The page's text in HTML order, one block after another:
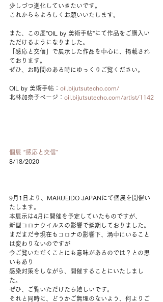
少しづつ進化していきたいです。
これからもよろしくお願いいたします。
また、この度”OIL by 美術手帖”にて作品をご購入い
ただけるようになりました。
「感応と交信」で展示した作品を中心に、掲載され
ております。
ぜひ、お時間のある時にゆっくりご覧ください。
OIL by 美術手帖： oil.bijutsutecho.com/
北林加奈子ページ： oil.bijutsutecho.com/artist/1142
個展 ”感応と交信"
8/18/2020
9月1日より、MARUEIDO JAPANにて個展を開催い
たします。
本展示は4月に開催を予定していたものですが、
新型コロナウイルスの影響で延期しておりました。
まだまだ今現在もコロナの影響下、渦中にいること
は変わりないのですが
今ご覧いただくことにも意味があるのでは？との思
いもあり
感染対策をしながら、開催することにいたしまし
た。
ぜひ、ご覧いただけたら嬉しいです。
それと同時に、どうかご無理のないよう、何よりご